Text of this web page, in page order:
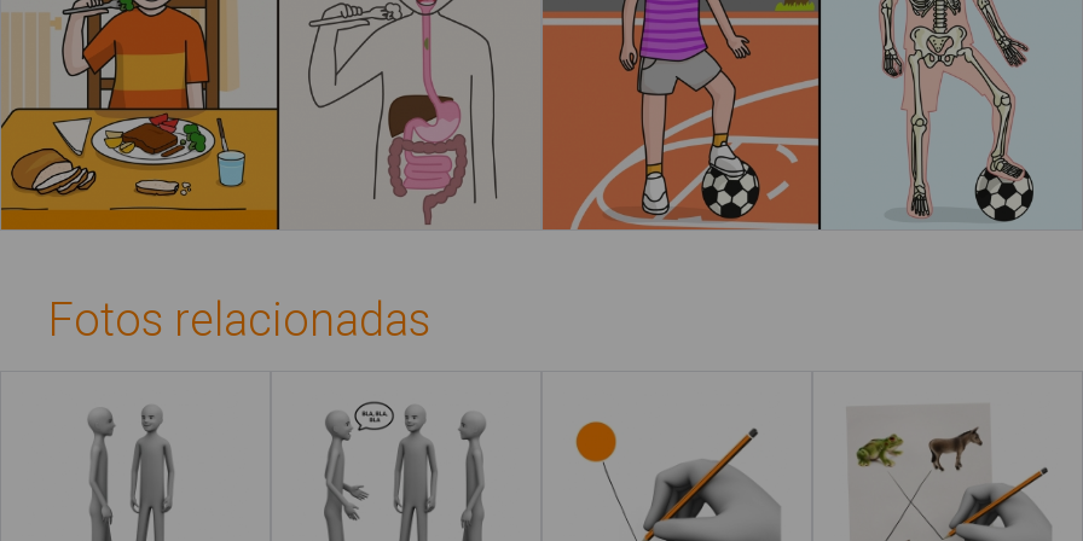
Leer más
Fotos relacionadas
Relacionarse Conversar